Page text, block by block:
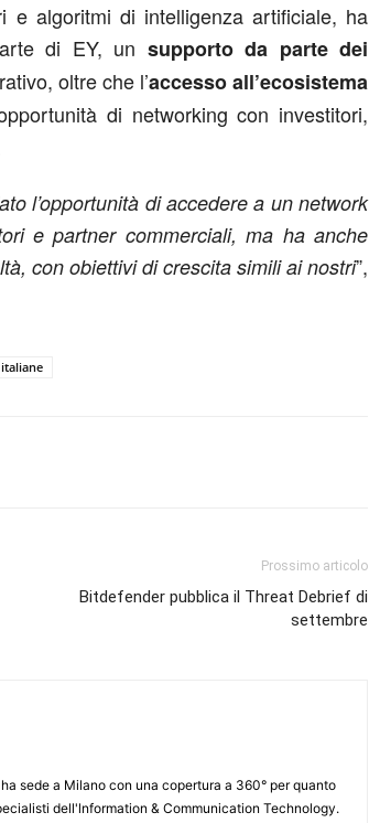
e algoritmi di intelligenza artificiale, ha
di EY, un supporto da parte dei
oltre che l’accesso all’ecosistema
di networking con investitori,
l’opportunità di accedere a un network
e partner commerciali, ma ha anche
con obiettivi di crescita simili ai nostri”,
Prossimo articolo
Bitdefender pubblica il Threat Debrief di
settembre
sede a Milano con una copertura a 360° per quanto
dell'lnformation & Communication Technology.